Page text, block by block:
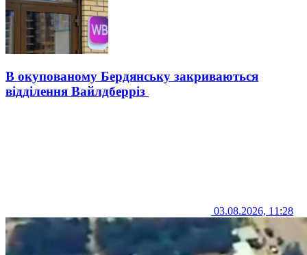
В окупованому Бердянську закриваються
відділення Вайлдберріз
03.08.2026, 11:28